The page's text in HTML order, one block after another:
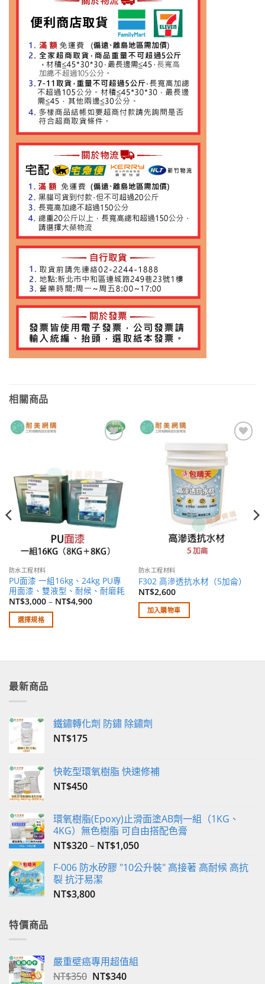
相關商品
防水工程材料
PU面漆 一組16kg、24kg PU專
用面漆、雙液型、耐候、耐磨耗
NT$3,000– NT$4,900
選擇規格
品
多
式。
在
品
頁
面
擇
選
項
防水工程材料
F302 高滲透抗水材（5加侖）
NT$2,600
加入購物車
最新商品
鐵鏽轉化劑 防鏽 除鏽劑
NT$175
快乾型環氧樹脂 快速修補
NT$450
環氧樹脂(Epoxy)止滑面塗AB劑一組（1KG、
4KG）無色樹脂 可自由搭配色膏
NT$320– NT$1,050
F-006 防水矽膠 "10公升裝" 高接著 高耐候 高抗
裂 抗汙易潔
NT$3,800
特價商品
嚴重壁癌專用超值組
NT$350 原
NT$340目